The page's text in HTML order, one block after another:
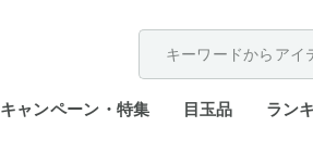
キャンペーン・特集 目玉品 ラン